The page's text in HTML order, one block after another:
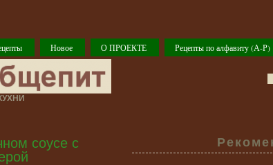
Новое О ПРОЕКТЕ Рецепты по алфавиту (А-Р)
соусе с